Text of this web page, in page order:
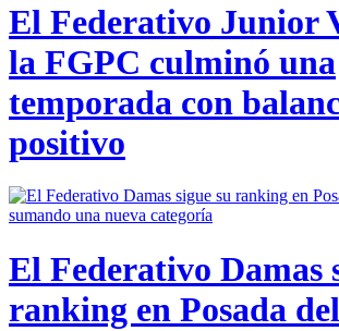
El Federativo Junior
la FGPC culminó una
temporada con
positivo
El Federativo Damas
ranking en Posada